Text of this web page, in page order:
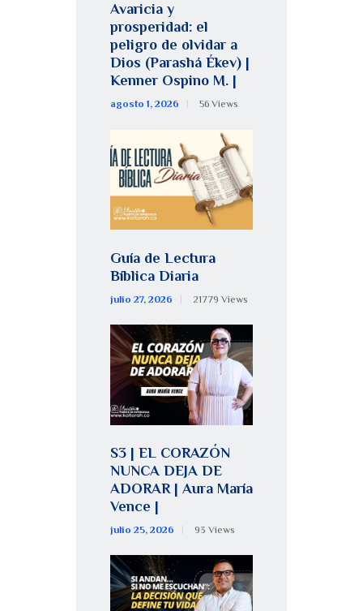
Avaricia y
prosperidad: el
peligro de olvidar a
Dios (Parashá Ékev) |
Kenner Ospino M. |
agosto 1, 2026 56 Views
Guía de Lectura
Bíblica Diaria
julio 27, 2026 21779 Views
S3 | EL CORAZÓN
NUNCA DEJA DE
ADORAR | Aura María
Vence |
julio 25, 2026 93 Views